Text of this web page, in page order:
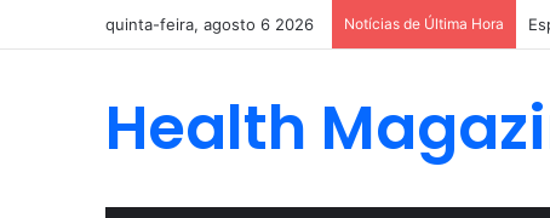
quinta-feira, agosto 6 2026 Notícias de Última Hora
Health